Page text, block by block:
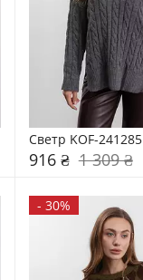
Светр KOF-241285
916 ₴ 1 309 ₴
- 30%